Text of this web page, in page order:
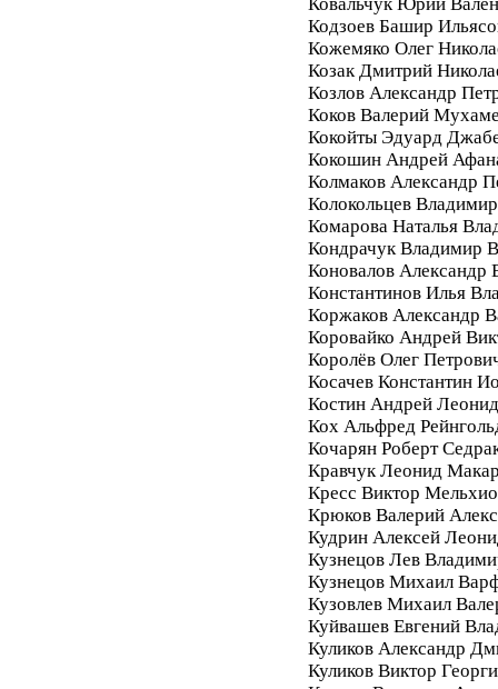
Кодзоев Башир
Кожемяко Олег
Козак Дмитрий
Козлов Александр
Коков Валерий
Кокойты Эдуард
Кокошин Андрей
Колмаков Александр
Колокольцев
Комарова Наталья
Кондрачук Владимир
Коновалов Александр
Константинов Илья
Коржаков Александр
Коровайко Андрей
Королёв Олег
Косачев Константин
Костин Андрей
Кох Альфред
Кочарян Роберт
Кравчук Леонид
Кресс Виктор
Крюков Валерий
Кудрин Алексей
Кузнецов Лев
Кузнецов Михаил
Кузовлев Михаил
Куйвашев Евгений
Куликов Александр
Куликов Виктор